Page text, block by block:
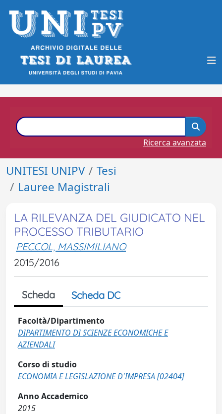
Ricerca avanzata
UNITESI UNIPV
Tesi
Lauree Magistrali
LA RILEVANZA DEL GIUDICATO NEL
PROCESSO TRIBUTARIO
PECCOL, MASSIMILIANO
2015/2016
Scheda Scheda DC
Facoltà/Dipartimento
DIPARTIMENTO DI SCIENZE ECONOMICHE E
AZIENDALI
Corso di studio
ECONOMIA E LEGISLAZIONE D'IMPRESA [02404]
Anno Accademico
2015